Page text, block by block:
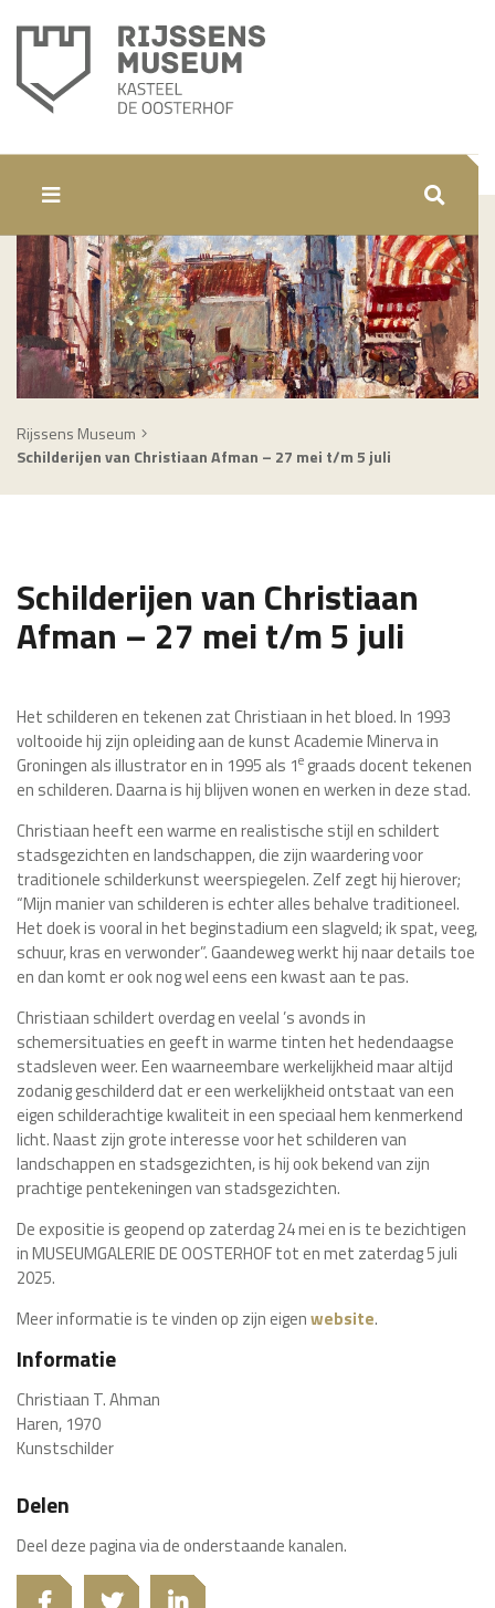
ZOEKEN
Rijssens Museum
Schilderijen van Christiaan Afman – 27 mei t/m 5 juli
Schilderijen van Christiaan
Afman – 27 mei t/m 5 juli
Het schilderen en tekenen zat Christiaan in het bloed. In 1993
voltooide hij zijn opleiding aan de kunst Academie Minerva in
Groningen als illustrator en in 1995 als 1e graads docent tekenen
en schilderen. Daarna is hij blijven wonen en werken in deze stad.
Christiaan heeft een warme en realistische stijl en schildert
stadsgezichten en landschappen, die zijn waardering voor
traditionele schilderkunst weerspiegelen. Zelf zegt hij hierover;
“Mijn manier van schilderen is echter alles behalve traditioneel.
Het doek is vooral in het beginstadium een slagveld; ik spat, veeg,
schuur, kras en verwonder”. Gaandeweg werkt hij naar details toe
en dan komt er ook nog wel eens een kwast aan te pas.
Christiaan schildert overdag en veelal ’s avonds in
schemersituaties en geeft in warme tinten het hedendaagse
stadsleven weer. Een waarneembare werkelijkheid maar altijd
zodanig geschilderd dat er een werkelijkheid ontstaat van een
eigen schilderachtige kwaliteit in een speciaal hem kenmerkend
licht. Naast zijn grote interesse voor het schilderen van
landschappen en stadsgezichten, is hij ook bekend van zijn
prachtige pentekeningen van stadsgezichten.
De expositie is geopend op zaterdag 24 mei en is te bezichtigen
in MUSEUMGALERIE DE OOSTERHOF tot en met zaterdag 5 juli
2025.
Meer informatie is te vinden op zijn eigenwebsite.
Informatie
Christiaan T. Ahman
Haren, 1970
Kunstschilder
Delen
Deel deze pagina via de onderstaande kanalen.